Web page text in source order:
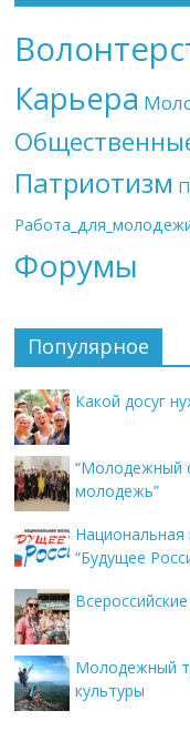
Карьера
Патриотизм
Форумы
Популярное
Какой досуг
“Молодежный
молодежь”
“Будущее
Молодежный
культуры